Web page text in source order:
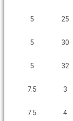
5 25
5 30
5 32
7.5 3
7.5 4